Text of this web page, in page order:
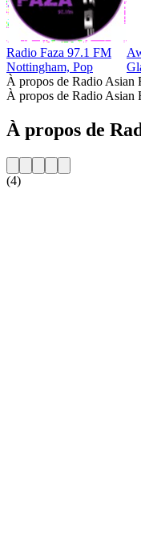
Radio Faza 97.1 FM
Nottingham, Pop
À propos de Radio Asian
À propos de Radio Asian
À propos de
(4)